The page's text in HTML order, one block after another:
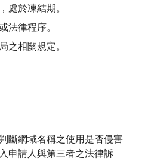
處於凍結期。
法律程序。
之相關規定。
斷網域名稱之使用是否侵害
申請人與第三者之法律訴